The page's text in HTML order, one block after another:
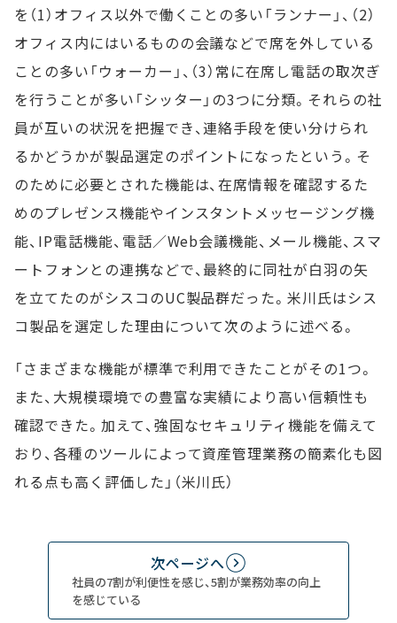
を（1）オフィス以外で働くことの多い「ランナー」、（2）
オフィス内にはいるものの会議などで席を外している
ことの多い「ウォーカー」、（3）常に在席し電話の取次ぎ
を行うことが多い「シッター」の3つに分類。それらの社
員が互いの状況を把握でき、連絡手段を使い分けられ
るかどうかが製品選定のポイントになったという。そ
のために必要とされた機能は、在席情報を確認するた
めのプレゼンス機能やインスタントメッセージング機
能、IP電話機能、電話／Web会議機能、メール機能、スマ
ートフォンとの連携などで、最終的に同社が白羽の矢
を立てたのがシスコのUC製品群だった。米川氏はシス
コ製品を選定した理由について次のように述べる。
「さまざまな機能が標準で利用できたことがその1つ。
また、大規模環境での豊富な実績により高い信頼性も
確認できた。加えて、強固なセキュリティ機能を備えて
おり、各種のツールによって資産管理業務の簡素化も図
れる点も高く評価した」（米川氏）
次ページへ
社員の7割が利便性を感じ、5割が業務効率の向上
を感じている